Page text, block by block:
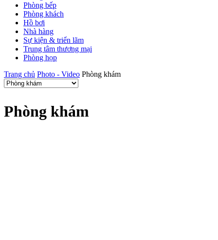
Phòng bếp
Phòng khách
Hồ bơi
Nhà hàng
Sự kiện & triển lãm
Trung tâm thương mại
Phòng họp
Trang chủ Photo - Video Phòng khám
Phòng khám